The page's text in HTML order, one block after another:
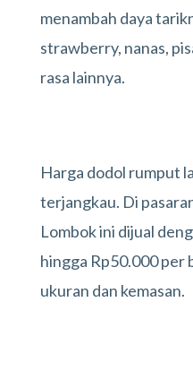
menambah daya
strawberry, nanas,
rasa lainnya.
Harga dodol rumput
terjangkau. Di
Lombok ini dijual
hingga Rp50.000
ukuran dan kemasan.